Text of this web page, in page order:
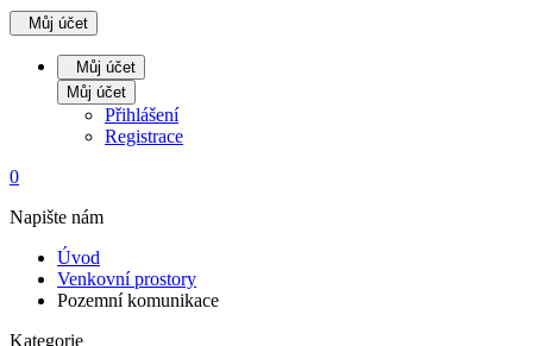
Můj účet
Můj účet
Můj účet
Přihlášení
Registrace
0
Napište nám
Úvod
Venkovní prostory
Pozemní komunikace
Kategorie